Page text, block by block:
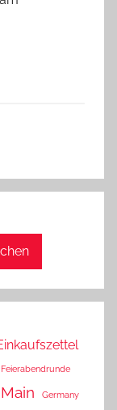
Feierabendrunde
Germany